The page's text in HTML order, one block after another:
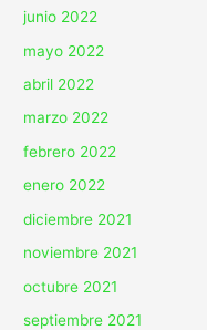
junio 2022
mayo 2022
abril 2022
marzo 2022
febrero 2022
enero 2022
diciembre 2021
noviembre 2021
octubre 2021
septiembre 2021